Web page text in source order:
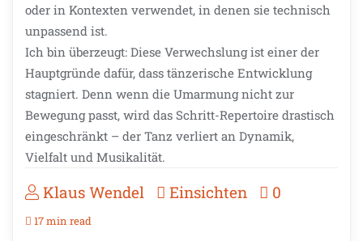
oder in Kontexten verwendet, in denen sie technisch
unpassend ist.
Ich bin überzeugt: Diese Verwechslung ist einer der
Hauptgründe dafür, dass tänzerische Entwicklung
stagniert. Denn wenn die Umarmung nicht zur
Bewegung passt, wird das Schritt-Repertoire drastisch
eingeschränkt – der Tanz verliert an Dynamik,
Vielfalt und Musikalität.
Klaus Wendel Einsichten 0
17 min read